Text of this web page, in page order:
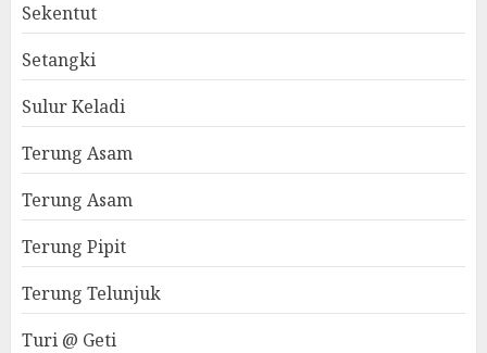
Sekentut
Setangki
Sulur Keladi
Terung Asam
Terung Asam
Terung Pipit
Terung Telunjuk
Turi @ Geti